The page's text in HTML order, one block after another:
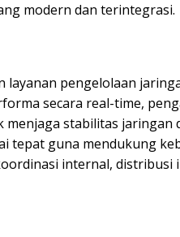
modern dan terintegrasi.
layanan pengelolaan
secara real-time,
menjaga stabilitas jaringan
tepat guna mendukung
internal, distribusi